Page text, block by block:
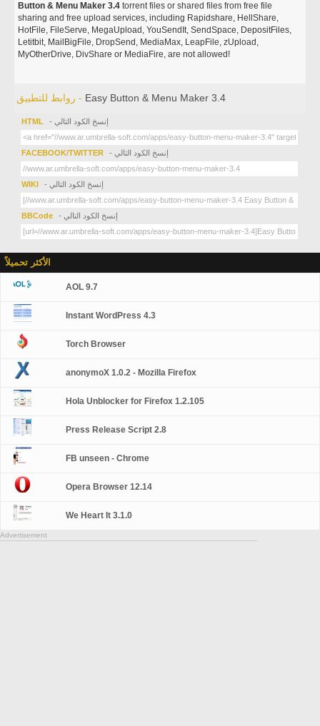
Button & Menu Maker 3.4 torrent files or shared files from free file
sharing and free upload services, including Rapidshare, HellShare,
HotFile, FileServe, MegaUpload, YouSendIt, SendSpace, DepositFiles,
Letitbit, MailBigFile, DropSend, MediaMax, LeapFile, zUpload,
MyOtherDrive, DivShare or MediaFire, are not allowed!
روابط للتطبيق - Easy Button & Menu Maker 3.4
HTML - إنسخ الكود التالي
FACEBOOK/TWITTER - إنسخ الكود التالي
WIKI - إنسخ الكود التالي
BBCode - إنسخ الكود التالي
الأكثر تحميلاً
AOL 9.7
Instant WordPress 4.3
Torch Browser
anonymoX 1.0.2 - Mozilla Firefox
Hola Unblocker for Firefox 1.2.105
Press Release Script 2.8
FB unseen - Chrome
Opera Browser 12.14
We Heart It 3.1.0
Advertisement